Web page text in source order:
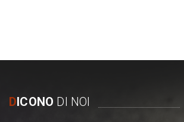
DICONO DI NOI